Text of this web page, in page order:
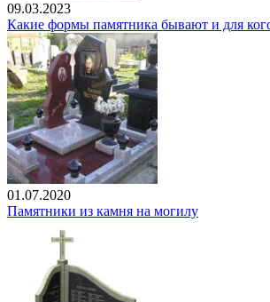
09.03.2023
Какие формы памятника бывают и для
01.07.2020
Памятники из камня на могилу